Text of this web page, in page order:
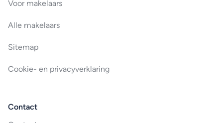
Voor makelaars
Alle makelaars
Sitemap
Cookie- en privacyverklaring
Contact